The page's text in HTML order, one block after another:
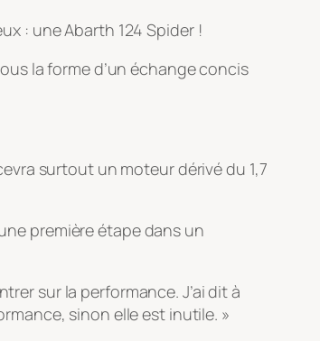
: une Abarth 124 Spider !
la forme d’un échange concis
surtout un moteur dérivé du 1,7
première étape dans un
sur la performance. J’ai dit à
sinon elle est inutile. »